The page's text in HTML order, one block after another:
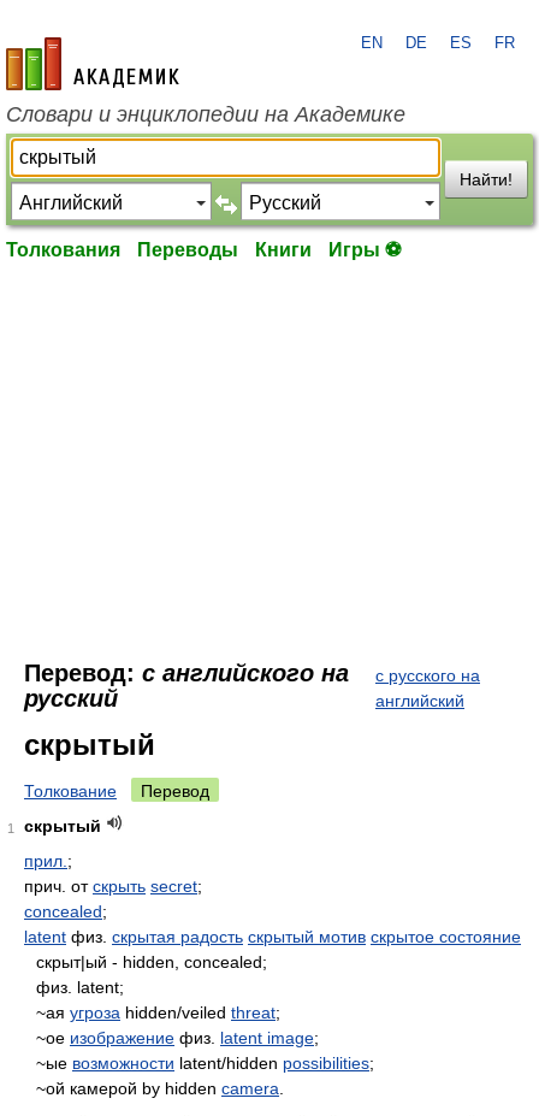
academic.ru
EN DE ES FR
Словари и энциклопедии на Академике
Найти!
Толкования Переводы Книги Игры ⚽
Перевод: с английского на
русский
с русского на
английский
скрытый
Толкование Перевод
1
скрытый
прил. ;
прич. отскрыть secret;
concealed;
latent физ. скрытая радость скрытый мотив скрытое состояние
скрыт|ый - hidden, concealed;
физ. latent;
~ая угроза hidden/veiled threat;
~ое изображение физ. latent image;
~ые возможности latent/hidden possibilities;
~ой камерой by hidden camera